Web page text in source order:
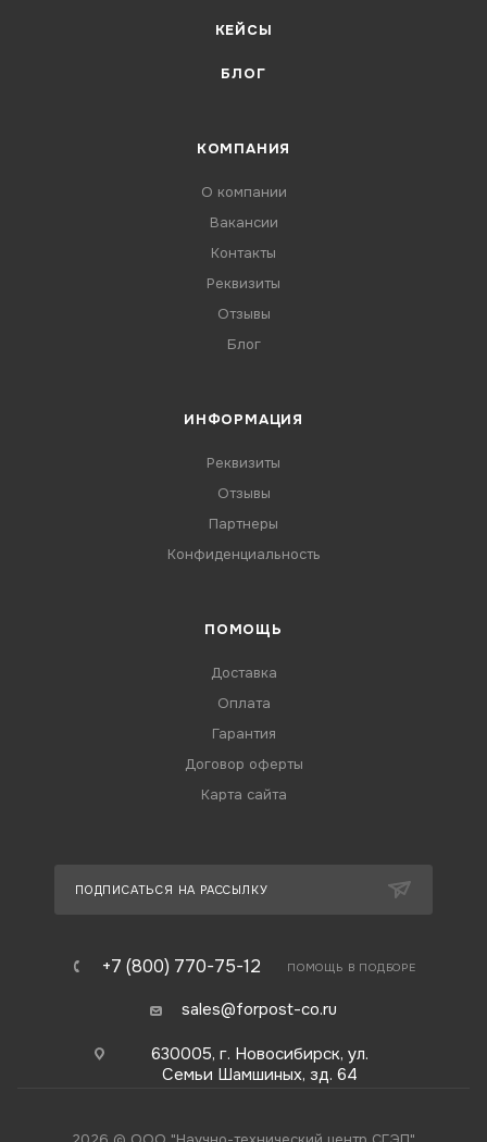
КЕЙСЫ
БЛОГ
КОМПАНИЯ
О компании
Вакансии
Контакты
Реквизиты
Отзывы
Блог
ИНФОРМАЦИЯ
Реквизиты
Отзывы
Партнеры
Конфиденциальность
ПОМОЩЬ
Доставка
Оплата
Гарантия
Договор оферты
Карта сайта
ПОДПИСАТЬСЯ НА РАССЫЛКУ
+7 (800) 770-75-12 ПОМОЩЬ В ПОДБОРЕ
sales@forpost-co.ru
630005, г. Новосибирск, ул.
Семьи Шамшиных, зд. 64